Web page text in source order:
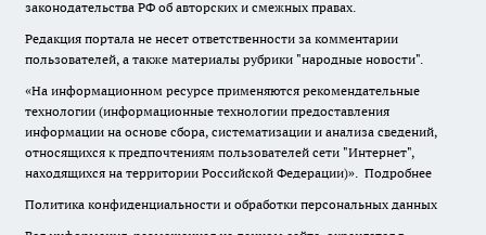
законодательства РФ об авторских и смежных правах.
Редакция портала не несет ответственности за комментарии
пользователей, а также материалы рубрики "народные новости".
«На информационном ресурсе применяются рекомендательные
технологии (информационные технологии предоставления
информации на основе сбора, систематизации и анализа сведений,
относящихся к предпочтениям пользователей сети "Интернет",
находящихся на территории Российской Федерации)». Подробнее
Политика конфиденциальности и обработки персональных данных